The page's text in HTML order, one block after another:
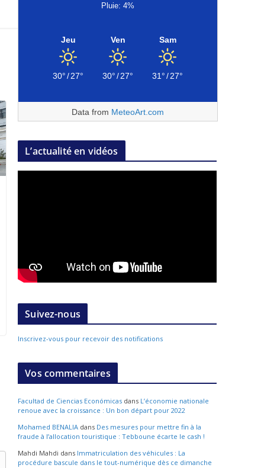
Pluie: 4%
Jeu
30°/27°
Ven
30°/27°
Sam
31°/27°
Data from MeteoArt.com
L’actualité en vidéos
Suivez-nous
Inscrivez-vous pour recevoir des notifications
Vos commentaires
Facultad de Ciencias Económicas dans L’économie nationale
renoue avec la croissance : Un bon départ pour 2022
Mohamed BENALIA dans Des mesures pour mettre fin à la
fraude à l’allocation touristique : Tebboune écarte le cash !
Mahdi Mahdi dans Immatriculation des véhicules : La
procédure bascule dans le tout-numérique dès ce dimanche